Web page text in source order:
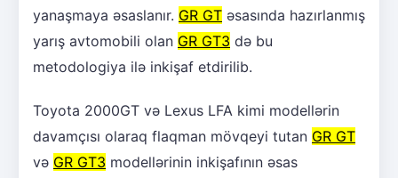
yanaşmaya əsaslanır. GR GT əsasında hazırlanmış
yarış avtomobili olan GR GT3 də bu
metodologiya ilə inkişaf etdirilib.
Toyota 2000GT və Lexus LFA kimi modellərin
davamçısı olaraq flaqman mövqeyi tutan GR GT
və GR GT3 modellərinin inkişafının əsas